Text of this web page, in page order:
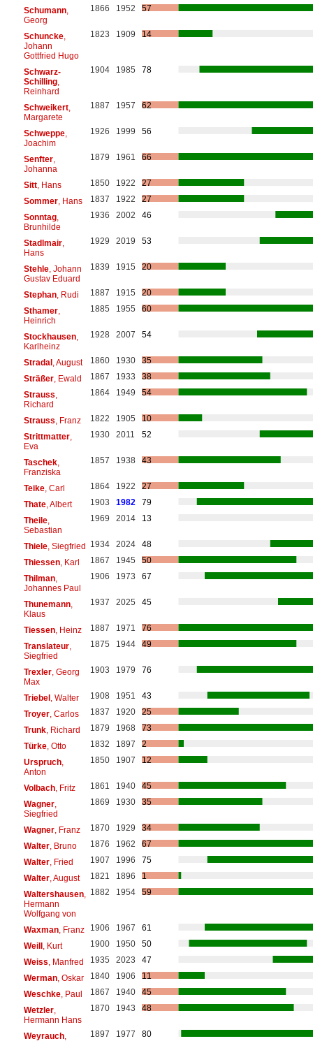
Schumann,
Georg
1866 1952 57
Schuncke,
Johann
Gottfried Hugo
1823 1909 14
Schwarz-
Schilling,
Reinhard
1904 1985 78
Schweikert,
Margarete
1887 1957 62
Schweppe,
Joachim
1926 1999 56
Senfter,
Johanna
1879 1961 66
Sitt, Hans 1850 1922
27
Sommer, Hans 1837 1922
27
Sonntag,
Brunhilde
1936 2002 46
Stadlmair,
Hans
1929 2019 53
Stehle, Johann
Gustav Eduard
1839 1915 20
Stephan, Rudi 1887 1915
20
Sthamer,
Heinrich
1885 1955 60
Stockhausen,
Karlheinz
1928 2007 54
Stradal, August 1860 1930
35
Sträßer, Ewald 1867 1933
38
Strauss
Richard
1864 1949 54
Strauss , Franz 1822 1905
10
Strittmatter,
Eva
1930 2011 52
Taschek,
Franziska
1857 1938 43
Teike, Carl 1864 1922
27
Thate, Albert 1903 1982
79
Theile,
Sebastian
1969 2014 13
Thiele, Siegfried 1934 2024
48
Thiessen, Karl 1867 1945
50
Thilman,
Johannes Paul
1906 1973 67
Thunemann,
Klaus
1937 2025 45
Tiessen, Heinz 1887 1971
76
Translateur,
Siegfried
1875 1944 49
Trexler, Georg
Max
1903 1979 76
Triebel, Walter 1908 1951
43
Troyer, Carlos 1837 1920
25
Trunk, Richard 1879 1968
73
Türke, Otto 1832 1897
2
Urspruch,
Anton
1850 1907 12
Volbach, Fritz 1861 1940
45
Wagner,
Siegfried
1869 1930 35
Wagner, Franz 1870 1929
34
Walter, Bruno 1876 1962
67
Walter, Fried 1907 1996
75
Walter, August 1821 1896
1
Waltershausen,
Hermann
Wolfgang von
1882 1954 59
Waxman, Franz 1906 1967
61
Weill, Kurt 1900 1950
50
Weiss , Manfred 1935 2023
47
Werman, Oskar 1840 1906
11
Weschke, Paul 1867 1940
45
Wetzler,
Hermann Hans
1870 1943 48
Weyrauch,
1897 1977 80